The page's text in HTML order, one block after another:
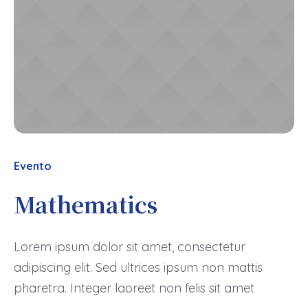
Evento
Mathematics
Lorem ipsum dolor sit amet, consectetur
adipiscing elit. Sed ultrices ipsum non mattis
pharetra. Integer laoreet non felis sit amet